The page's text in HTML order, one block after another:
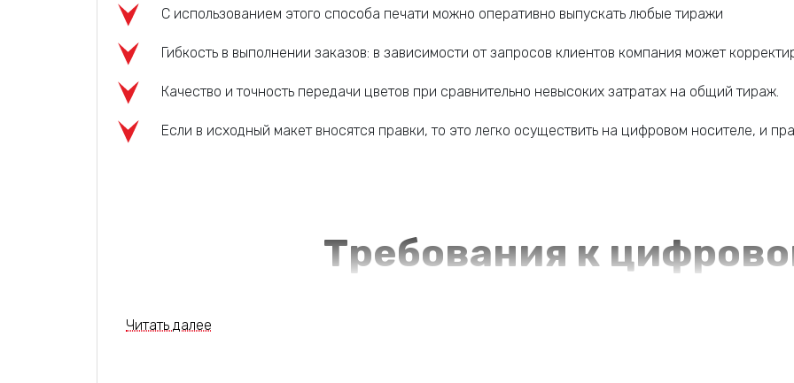
С использованием этого способа печати можно оперативно выпускать любые тиражи
Гибкость в выполнении заказов: в зависимости от запросов клиентов компания может
Качество и точность передачи цветов при сравнительно невысоких затратах на общий тираж.
Если в исходный макет вносятся правки, то это легко осуществить на цифровом носителе, и
Требования к
Читать далее